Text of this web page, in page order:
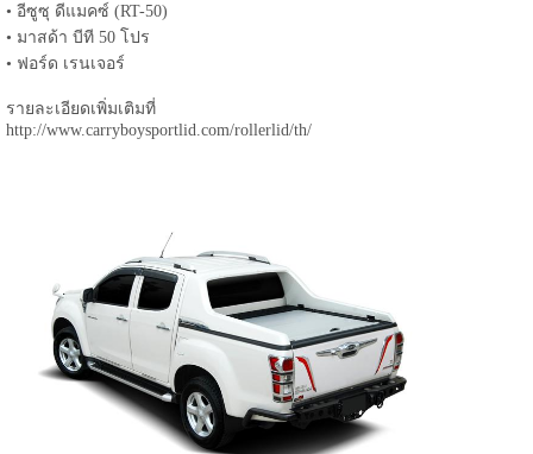
• อีซูซุ ดีแมคซ์ (RT-50)
• มาสด้า บีที 50 โปร
• ฟอร์ด เรนเจอร์
รายละเอียดเพิ่มเติมที่
http://www.carryboysportlid.com/rollerlid/th/